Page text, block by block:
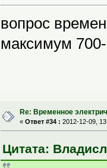
вопрос
максимум
Re: Временное
« Ответ #34 : 2012-12-09,
Цитата: